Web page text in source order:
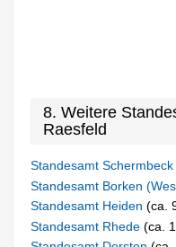
8. Weitere
Raesfeld
Standesamt
Standesamt Borken
Standesamt Heiden(ca.
Standesamt Rhede(ca.